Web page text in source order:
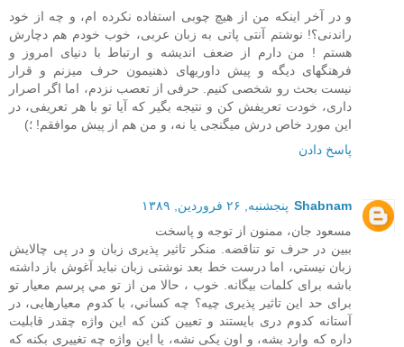
و در آخر اینکه من از هیچ چوبی استفاده نکرده ام، و چه از خود
راندنی؟! نوشتم آنتی پاتی به زبان عربی، خوب خودم هم دچارش
هستم ! من دارم از ضعف اندیشه و ارتباط با دنیای امروز و
فرهنگهای دیگه و پیش داوریهای ذهنیمون حرف میزنم و قرار
نیست بحث رو شخصی کنیم. حرفی از تعصب نزدم، اما اگر اصرار
داری، خودت تعریفش کن و نتیجه بگیر که آیا تو با هر تعریفی، در
این مورد خاص درش میگنجی یا نه، و من هم از پیش موافقم! ؛)
پاسخ دادن
Shabnam پنجشنبه, ۲۶ فروردین, ۱۳۸۹
مسعود جان، ممنون از توجه و پاسخت
ببين در حرف تو تناقضه. منکر تاثير پذيری زبان و در پی چالايش
زبان نيستي، اما درست خط بعد نوشتی زبان نبايد آغوش باز داشته
باشه برای کلمات بيگانه. خوب ، حالا من از تو مي پرسم معيار تو
برای حد اين تاثير پذيری چيه؟ چه کساني، با کدوم معیارهایی، در
آستانه کدوم دری بايستند و تعيين کنن که اين واژه چقدر قابلیت
داره که وارد بشه، و اون یکی نشه، يا اين واژه چه تغييری بکنه که